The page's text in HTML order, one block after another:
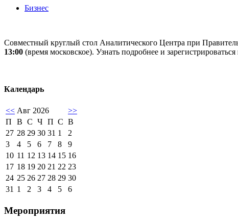
Бизнес
Совместный круглый стол Аналитического Центра при
13:00 (время московское). Узнать подробнее и
Календарь
<< Авг 2026
>>
П
В С Ч П С В
27 28 29 30 31 1
2
3
4 5 6 7 8
9
10 11 12 13 14 15 16
17 18 19 20 21 22 23
24 25 26 27 28 29 30
31 1 2 3 4 5 6
Мероприятия